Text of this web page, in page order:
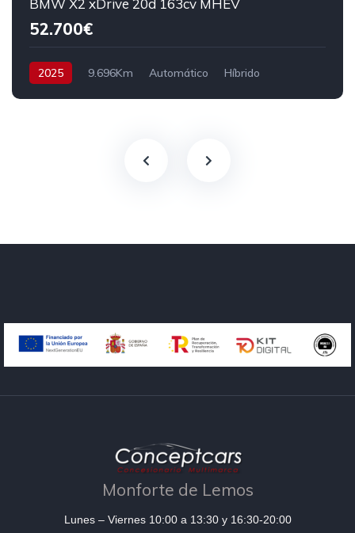
BMW X2 xDrive 20d 163cv MHEV
52.700€
2025 9.696Km Automático
Híbrido
Monforte de Lemos
Lunes – Viernes 10:00 a 13:30 y 16:30-20:00